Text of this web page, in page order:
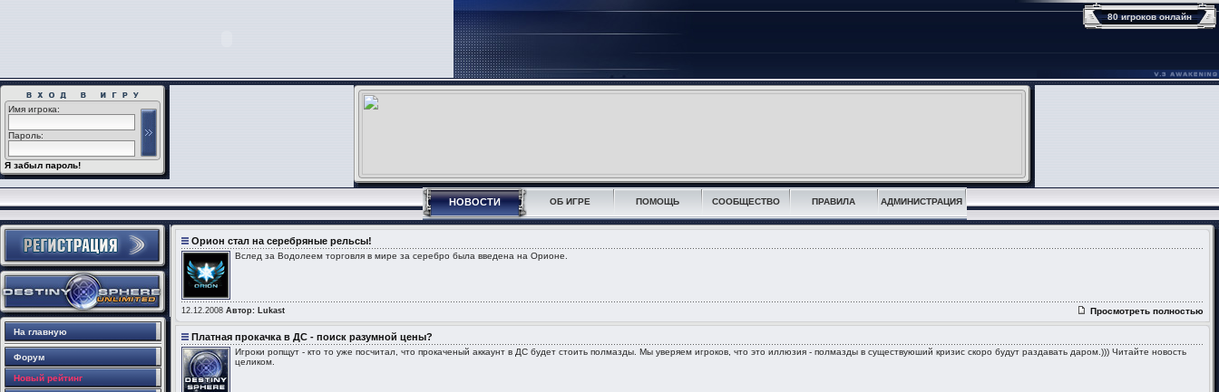
80 игроков онлайн
Имя игрока:
Пароль:
Я забыл пароль!
НОВОСТИ ОБ ИГРЕ ПОМОЩЬ СООБЩЕСТВО ПРАВИЛА АДМИНИСТРАЦИЯ
На главную
Форум
Новый рейтинг
Орион стал на серебряные рельсы!
Вслед за Водолеем торговля в мире за серебро была введена на Орионе.
12.12.2008 Автор: Lukast Просмотреть полностью
Платная прокачка в ДС - поиск разумной цены?
Игроки ропщут - кто то уже посчитал, что прокаченый аккаунт в ДС будет стоить полмазды. Мы уверяем игроков, что это иллюзия - полмазды в существуюший кризис скоро будут раздавать даром.))) Читайте новость
целиком.